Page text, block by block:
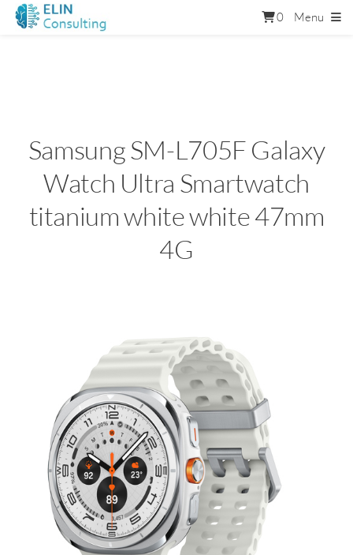
0 Menu
Samsung SM-L705F Galaxy
Watch Ultra Smartwatch
titanium white white 47mm
4G